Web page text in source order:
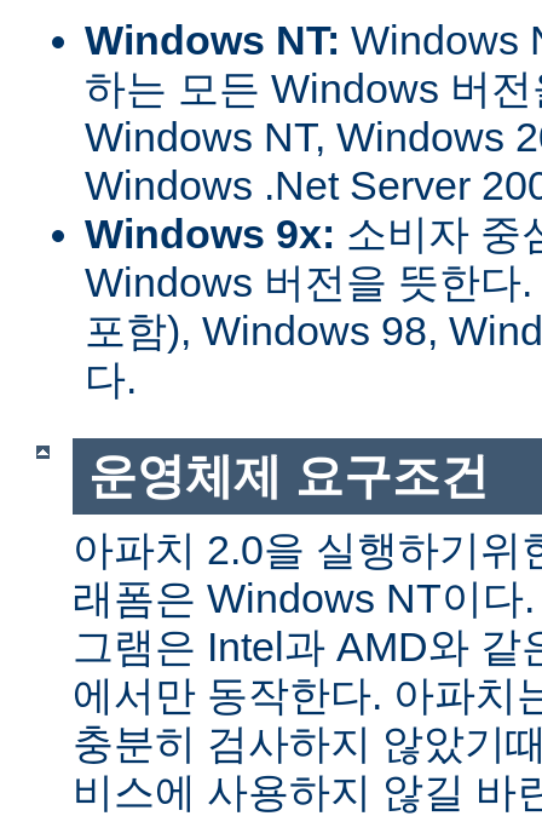
Windows NT: Windows
하는 모든 Windows 버
Windows NT, Windows
Windows .Net Server
Windows 9x: 소비자 중
Windows 버전을 뜻한다
포함), Windows 98,
다.
운영체제 요구조건
아파치 2.0을 실행하기위
래폼은 Windows NT이다
그램은 Intel과 AMD와 같
에서만 동작한다. 아파치
충분히 검사하지 않았기
비스에 사용하지 않길 바